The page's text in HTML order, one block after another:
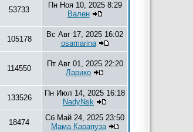
53733
Пн Ноя 10, 2025 8:29
Вален
105178
Вс Авг 17, 2025 16:02
osamarina
114550
Пт Авг 01, 2025 22:20
Ларико
133526
Пн Июл 14, 2025 16:18
NadyNsk
18474
Сб Май 24, 2025 23:50
Мама Карапуза